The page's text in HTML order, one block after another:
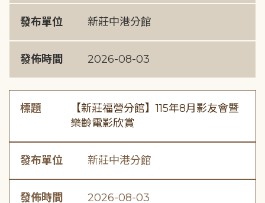
發布單位 新莊中港分館
發佈時間 2026-08-03
標題
【新莊福營分館】115年8月影友會暨
樂齡電影欣賞
發布單位 新莊中港分館
發佈時間 2026-08-03